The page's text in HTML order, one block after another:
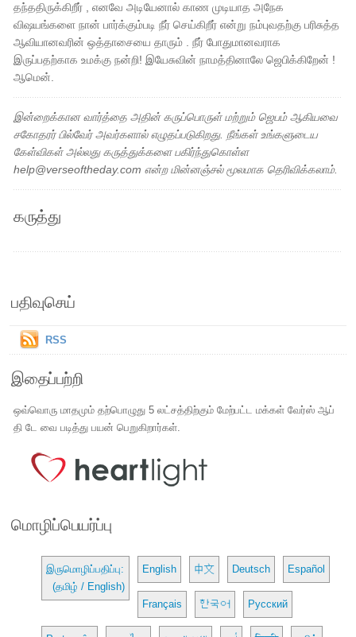
தந்ததிருக்கிறீர் , எனவே அடியேனால் காண முடியாத அநேக
விஷயங்களை நான் பார்க்கும்படி நீர் செய்கிறீர் என்று நம்புவதற்கு பரிசுத்த
ஆவியானவரின் ஒத்தாசையை தாரும் . நீர் போதுமானவராக
இருப்பதற்காக உமக்கு நன்றி! இயேசுவின் நாமத்தினாலே ஜெபிக்கிறேன் !
ஆமென்.
இன்றைக்கான வார்த்தை அதின் கருப்பொருள் மற்றும் ஜெபம் ஆகியவை
சகோதரர் பில்வேர் அவர்களால் எழுதப்படுகிறது. நீங்கள் உங்களுடைய
கேள்விகள் அல்லது கருத்துக்களை பகிர்ந்துகொள்ள
help@verseoftheday.com என்ற மின்னஞ்சல் மூலமாக தெரிவிக்கலாம்.
கருத்து
பதிவுசெய்
RSS
இதைப்பற்றி
ஒவ்வொரு மாதமும் தற்பொழுது 5 லட்சத்திற்கும் மேற்பட்ட மக்கள் வேர்ஸ் ஆப்
தி டே வை படித்து பயன் பெறுகிறார்கள்.
மொழிப்பெயர்ப்பு
இருமொழிப்பதிப்பு:
(தமிழ் / English)
English 中文 Deutsch Español
Français 한국어 Русский